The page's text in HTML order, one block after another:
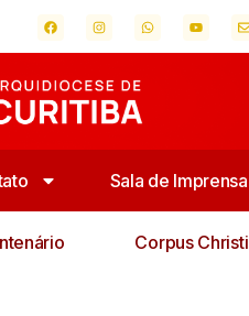
Sala de Imprensa
Corpus Christi